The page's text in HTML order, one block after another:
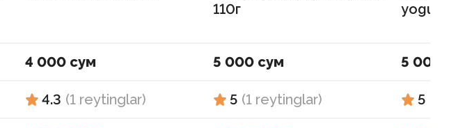
4 000 сум
4.3 (1 reytinglar)
110г
5 000 сум
5 (1 reytinglar)
yogurt
5 000
5